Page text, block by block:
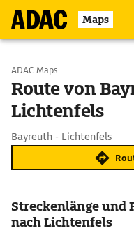
Maps
Start wählen
Ziel eingeben
ADAC Maps
Route von
Lichtenfels
Bayreuth - Lichtenfels
Streckenlänge und
nach Lichtenfels